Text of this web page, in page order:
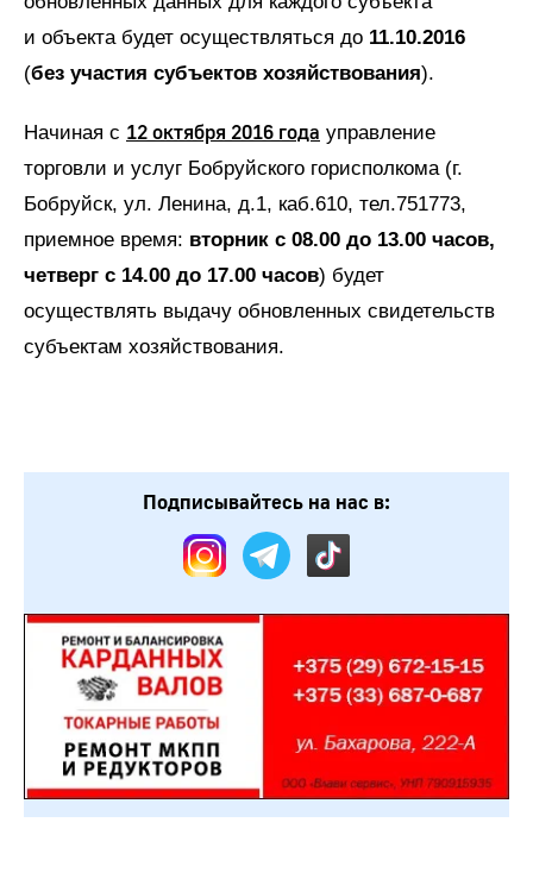
и объекта будет осуществляться до 11.10.2016
(без участия субъектов хозяйствования).
Начиная с 12 октября 2016 года управление
торговли и услуг Бобруйского горисполкома (г.
Бобруйск, ул. Ленина, д.1, каб.610, тел.751773,
приемное время: вторник с 08.00 до 13.00 часов,
четверг с 14.00 до 17.00 часов) будет
осуществлять выдачу обновленных свидетельств
субъектам хозяйствования.
Подписывайтесь на нас в: